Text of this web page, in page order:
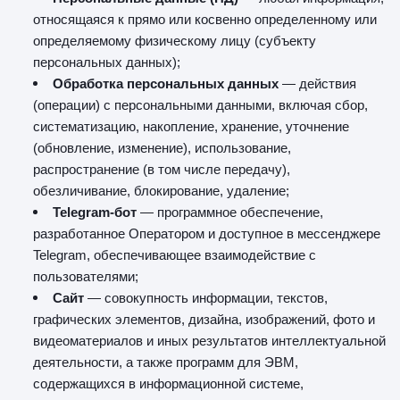
относящаяся к прямо или косвенно определенному или
определяемому физическому лицу (субъекту
персональных данных);
Обработка персональных данных— действия
(операции) с персональными данными, включая сбор,
систематизацию, накопление, хранение, уточнение
(обновление, изменение), использование,
распространение (в том числе передачу),
обезличивание, блокирование, удаление;
Telegram-бот— программное обеспечение,
разработанное Оператором и доступное в мессенджере
Telegram, обеспечивающее взаимодействие с
пользователями;
Сайт— совокупность информации, текстов,
графических элементов, дизайна, изображений, фото и
видеоматериалов и иных результатов интеллектуальной
деятельности, а также программ для ЭВМ,
содержащихся в информационной системе,